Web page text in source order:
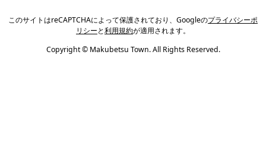
このサイトはreCAPTCHAによって保護されており、Googleのプライバシーポ
リシーと利用規約が適用されます。
Copyright © Makubetsu Town. All Rights Reserved.